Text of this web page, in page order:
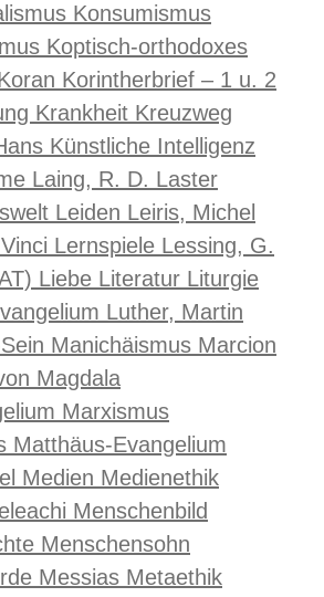
Konsumismus
Koptisch-orthodoxes
Korintherbrief – 1 u. 2
Krankheit Kreuzweg
Künstliche Intelligenz
Laing, R. D. Laster
Leiden Leiris, Michel
Lernspiele Lessing, G.
Liebe Literatur Liturgie
Luther, Martin
Manichäismus Marcion
Magdala
Marxismus
Matthäus-Evangelium
Medien Medienethik
Menschenbild
Menschensohn
Messias Metaethik